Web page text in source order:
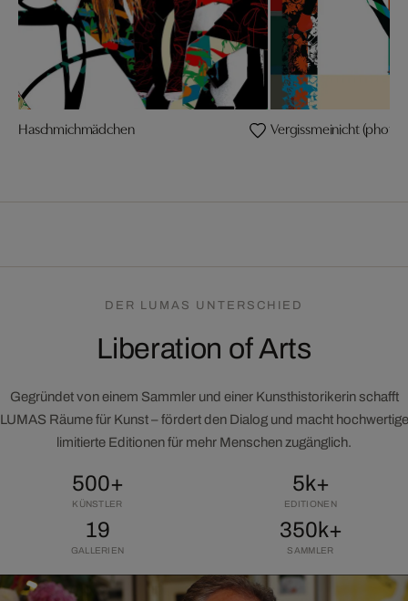
Haschmichmädchen Vergissmeinicht
DER LUMAS UNTERSCHIED
Liberation of Arts
Gegründet von einem Sammler und einer Kunsthistorikerin schafft
LUMAS Räume für Kunst – fördert den Dialog und macht hochwertige
limitierte Editionen für mehr Menschen zugänglich.
500+
KÜNSTLER
5k+
EDITIONEN
19
GALLERIEN
350k+
SAMMLER